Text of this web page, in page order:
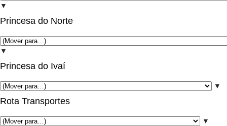
▼
Princesa do Norte
▼
Princesa do Ivaí
▼
Rota Transportes
▼